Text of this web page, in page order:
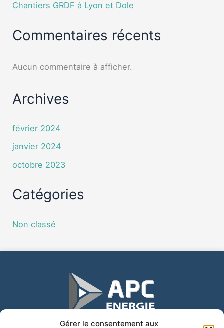
Gérer le consentement aux
Chantiers GRDF à Lyon et Dole
Commentaires récents
Aucun commentaire à afficher.
Archives
février 2024
janvier 2024
octobre 2023
Catégories
Non classé